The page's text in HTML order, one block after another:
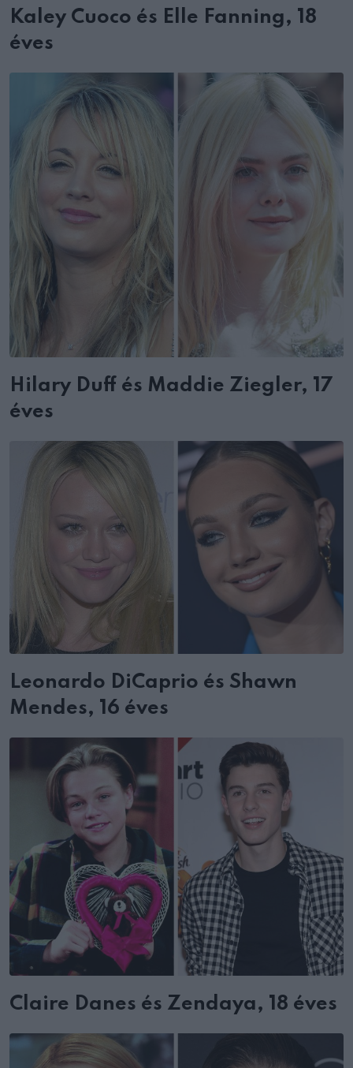
Kaley Cuoco és Elle Fanning, 18
éves
Hilary Duff és Maddie Ziegler, 17
éves
Leonardo DiCaprio és Shawn
Mendes, 16 éves
Claire Danes és Zendaya, 18 éves